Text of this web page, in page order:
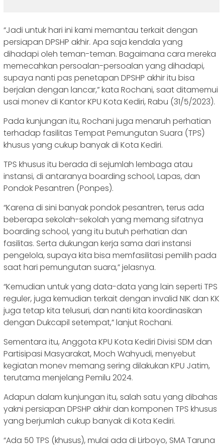
“Jadi untuk hari ini kami memantau terkait dengan
persiapan DPSHP akhir. Apa saja kendala yang
dihadapi oleh teman-teman. Bagaimana cara mereka
memecahkan persoalan-persoalan yang dihadapi,
supaya nanti pas penetapan DPSHP akhir itu bisa
berjalan dengan lancar,” kata Rochani, saat ditamemui
usai monev di Kantor KPU Kota Kediri, Rabu (31/5/2023).
Pada kunjungan itu, Rochani juga menaruh perhatian
terhadap fasilitas Tempat Pemungutan Suara (TPS)
khusus yang cukup banyak di Kota Kediri.
TPS khusus itu berada di sejumlah lembaga atau
instansi, di antaranya boarding school, Lapas, dan
Pondok Pesantren (Ponpes).
“Karena di sini banyak pondok pesantren, terus ada
beberapa sekolah-sekolah yang memang sifatnya
boarding school, yang itu butuh perhatian dan
fasilitas. Serta dukungan kerja sama dari instansi
pengelola, supaya kita bisa memfasilitasi pemilih pada
saat hari pemungutan suara,” jelasnya.
“Kemudian untuk yang data-data yang lain seperti TPS
reguler, juga kemudian terkait dengan invalid NIK dan KK
juga tetap kita telusuri, dan nanti kita koordinasikan
dengan Dukcapil setempat,” lanjut Rochani.
Sementara itu, Anggota KPU Kota Kediri Divisi SDM dan
Partisipasi Masyarakat, Moch Wahyudi, menyebut
kegiatan monev memang sering dilakukan KPU Jatim,
terutama menjelang Pemilu 2024.
Adapun dalam kunjungan itu, salah satu yang dibahas
yakni persiapan DPSHP akhir dan komponen TPS khusus
yang berjumlah cukup banyak di Kota Kediri.
“Ada 50 TPS (khusus), mulai ada di Lirboyo, SMA Taruna